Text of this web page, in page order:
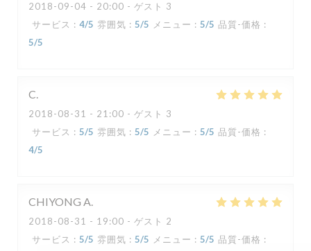
2018-09-04 - 20:00 - ゲスト 3
サービス : 4/5 雰囲気 : 5/5 メニュー : 5/5 品質-価格 :
5/5
C
2018-08-31 - 21:00 - ゲスト 3
サービス : 5/5 雰囲気 : 5/5 メニュー : 5/5 品質-価格 :
4/5
CHIYONG A
2018-08-31 - 19:00 - ゲスト 2
サービス : 5/5 雰囲気 : 5/5 メニュー : 5/5 品質-価格 :